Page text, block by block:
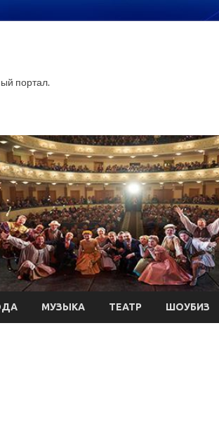
портал.
МУЗЫКА ТЕАТР ШОУБИЗ